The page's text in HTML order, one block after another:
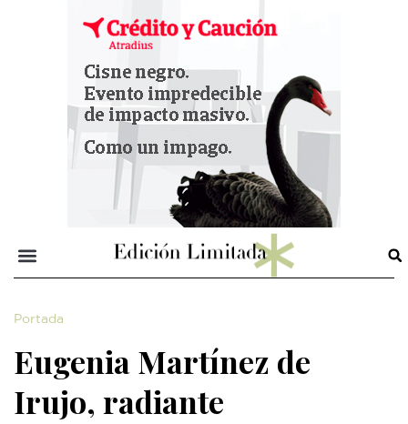
Portada
Eugenia Martínez de
Irujo, radiante